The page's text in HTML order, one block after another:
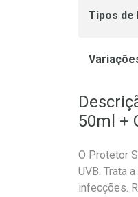
Tipos de
50ml +
O Protetor
UVB. Trata
infecções.